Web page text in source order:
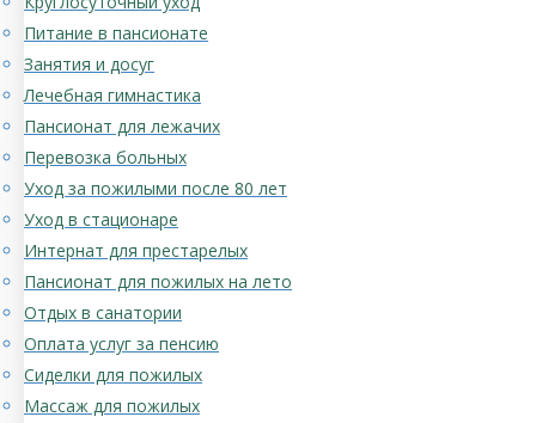
Питание в пансионате
Занятия и досуг
Лечебная гимнастика
Пансионат для лежачих
Перевозка больных
Уход за пожилыми после 80 лет
Уход в стационаре
Интернат для престарелых
Пансионат для пожилых на лето
Отдых в санатории
Оплата услуг за пенсию
Сиделки для пожилых
Массаж для пожилых